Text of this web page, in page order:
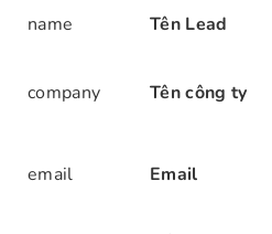
name
Tên Lead
company Tên công ty
email Email